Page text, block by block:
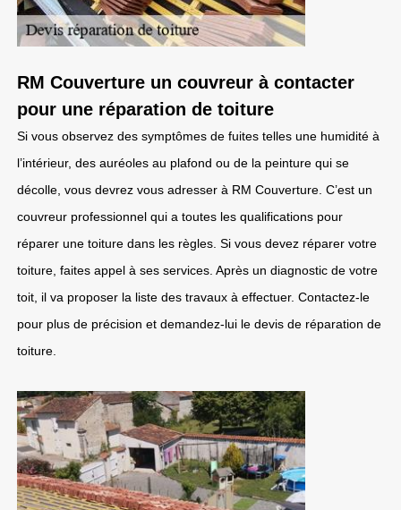
RM Couverture un couvreur à contacter
pour une réparation de toiture
Si vous observez des symptômes de fuites telles une humidité à
l’intérieur, des auréoles au plafond ou de la peinture qui se
décolle, vous devrez vous adresser à RM Couverture. C’est un
couvreur professionnel qui a toutes les qualifications pour
réparer une toiture dans les règles. Si vous devez réparer votre
toiture, faites appel à ses services. Après un diagnostic de votre
toit, il va proposer la liste des travaux à effectuer. Contactez-le
pour plus de précision et demandez-lui le devis de réparation de
toiture.